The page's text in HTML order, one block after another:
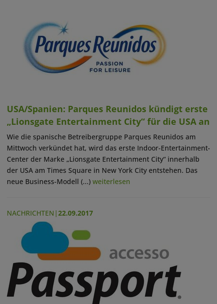
USA/Spanien: Parques Reunidos kündigt erste
„Lionsgate Entertainment City“ für die USA an
Wie die spanische Betreibergruppe Parques Reunidos am
Mittwoch verkündet hat, wird das erste Indoor-Entertainment-
Center der Marke „Lionsgate Entertainment City“ innerhalb
der USA am Times Square in New York City entstehen. Das
neue Business-Modell (...) weiterlesen
NACHRICHTEN |22.09.2017